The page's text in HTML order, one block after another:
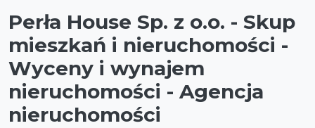
Perła House Sp. z o.o. - Skup
mieszkań i nieruchomości -
Wyceny i wynajem
nieruchomości - Agencja
nieruchomości